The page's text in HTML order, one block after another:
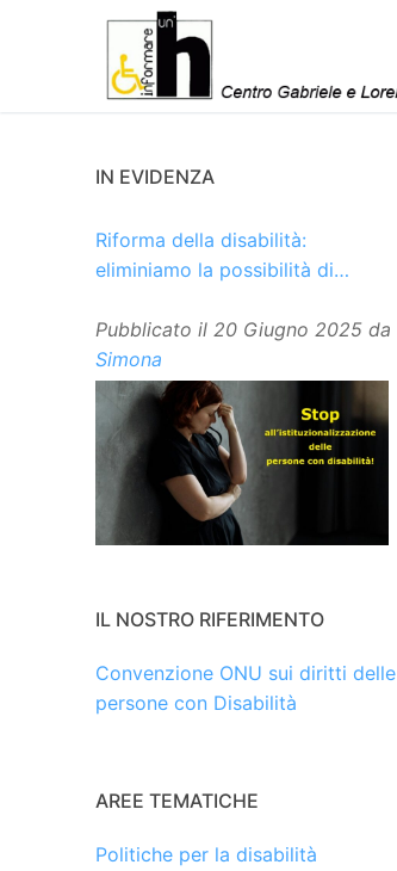
IN EVIDENZA
Riforma della disabilità:
eliminiamo la possibilità di
Pubblicato il 20 Giugno 2025 da
Simona
IL NOSTRO RIFERIMENTO
Convenzione ONU sui diritti delle
persone con Disabilità
AREE TEMATICHE
Politiche per la disabilità